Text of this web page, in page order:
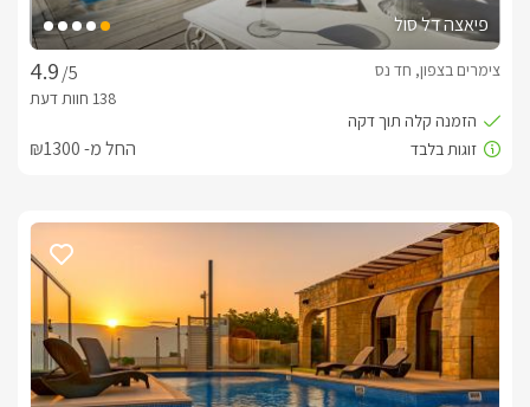
פיאצה דל סול
/5
צימרים בצפון, חד נס
החל מ- ₪1300